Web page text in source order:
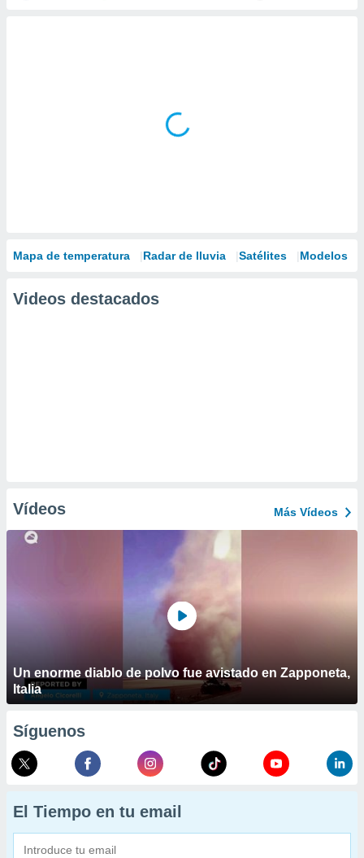
Mapa de temperatura Radar de lluvia Satélites Modelos
Videos destacados
Vídeos Más Vídeos
Un enorme diablo de polvo fue avistado en Zapponeta,
Italia
Síguenos
El Tiempo en tu email